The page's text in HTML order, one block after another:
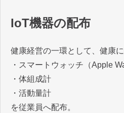
IoT機器の配布
健康経営の一環として、健康
・スマートウォッチ（Apple
・体組成計
・活動量計
を従業員へ配布。